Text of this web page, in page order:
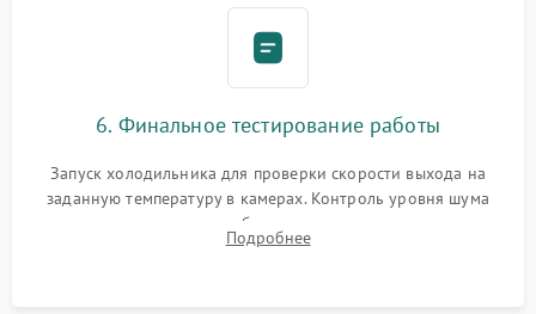
6. Финальное тестирование работы
Запуск холодильника для проверки скорости выхода на
заданную температуру в камерах. Контроль уровня шума
компрессора, отсутствия обмерзания стенок и корректного
срабатывания системы автоматической оттайки.
Подробнее